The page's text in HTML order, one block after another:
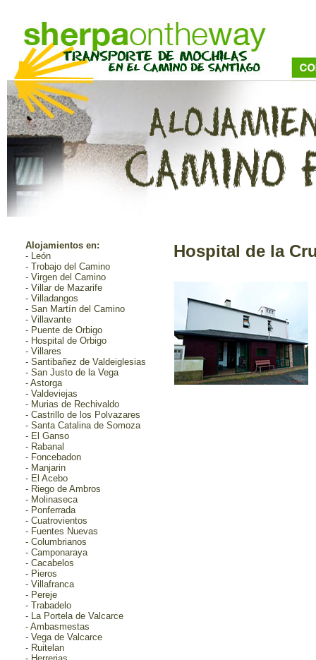
Alojamientos en:
- León
- Trobajo del Camino
- Virgen del Camino
- Villar de Mazarife
- Villadangos
- San Martín del Camino
- Villavante
- Puente de Orbigo
- Hospital de Orbigo
- Villares
- Santibañez de Valdeiglesias
- San Justo de la Vega
- Astorga
- Valdeviejas
- Murias de Rechivaldo
- Castrillo de los Polvazares
- Santa Catalina de Somoza
- El Ganso
- Rabanal
- Foncebadon
- Manjarin
- El Acebo
- Riego de Ambros
- Molinaseca
- Ponferrada
- Cuatrovientos
- Fuentes Nuevas
- Columbrianos
- Camponaraya
- Cacabelos
- Pieros
- Villafranca
- Pereje
- Trabadelo
- La Portela de Valcarce
- Ambasmestas
- Vega de Valcarce
- Ruitelan
Hospital de la